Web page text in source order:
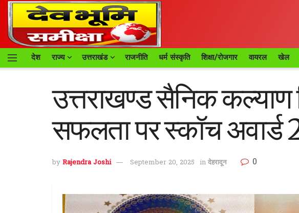
देश राज्य उत्तराखंड राजनीति धर्म संस्कृति शिक्षा/रोजगार वायरल खेल
उत्तराखण्ड सैनिक कल्याण
सफलता पर स्कॉच अवार्ड
by Rajendra Joshi September 20, 2025 in देहरादून 0